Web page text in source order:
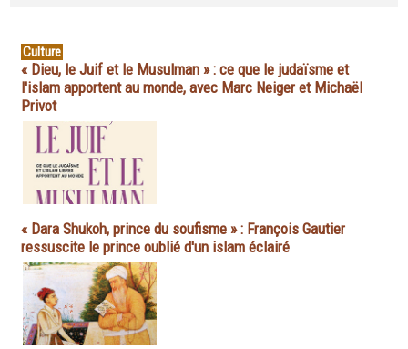
Culture
« Dieu, le Juif et le Musulman » : ce que le judaïsme et
l'islam apportent au monde, avec Marc Neiger et Michaël
Privot
« Dara Shukoh, prince du soufisme » : François Gautier
ressuscite le prince oublié d'un islam éclairé